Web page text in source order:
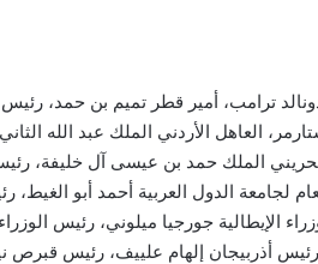
ترامب، أمير قطر تميم بن حمد،
العاهل الأردني الملك عبد الله
الملك حمد بن عيسى آل خليفة،
لجامعة الدول العربية أحمد أبو
الإيطالية جورجيا ميلوني، رئيس
رئيس أذربيجان إلهام علييف، رئيس